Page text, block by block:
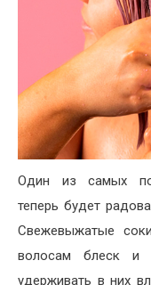
Один из самых
теперь будет
Свежевыжатые
волосам блеск и
удерживать в них